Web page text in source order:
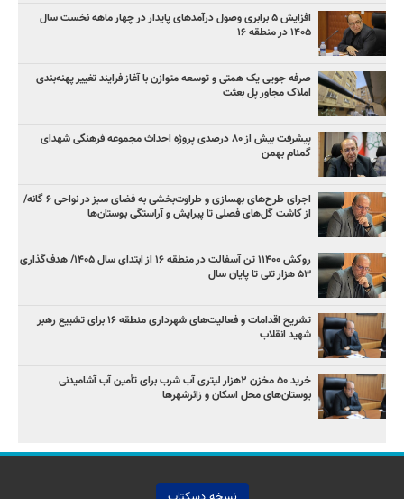
افزایش ۵ برابری وصول درآمدهای پایدار در چهار ماهه نخست سال
۱۴۰۵ در منطقه ۱۶
صرفه جویی یک همتی و توسعه متوازن با آغاز فرایند تغییر پهنه‌بندی
املاک مجاور پل بعثت
پیشرفت بیش از ۸۰ درصدی پروژه احداث مجموعه فرهنگی شهدای
گمنام بهمن
اجرای طرح‌های بهسازی و طراوت‌بخشی به فضای سبز در نواحی ۶ گانه/
از کاشت گل‌های فصلی تا پیرایش و آراستگی بوستان‌ها
روکش ۱۱۴۰۰ تن آسفالت در منطقه ۱۶ از ابتدای سال ۱۴۰۵/ هدف‌گذاری
۵۳ هزار تنی تا پایان سال
تشریح اقدامات و فعالیت‌های شهرداری منطقه ۱۶ برای تشییع رهبر
شهید انقلاب
خرید ۵۰ مخزن ۲هزار لیتری آب شرب برای تأمین آب آشامیدنی
بوستان‌های محل اسکان و زائرشهرها